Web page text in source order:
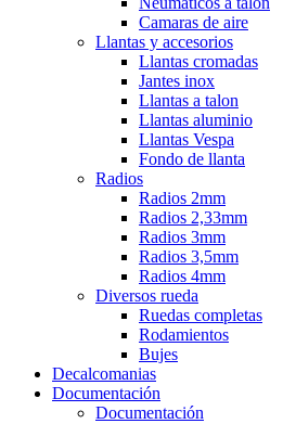
Camaras de aire
Llantas y accesorios
Llantas cromadas
Jantes inox
Llantas a talon
Llantas aluminio
Llantas Vespa
Fondo de llanta
Radios
Radios 2mm
Radios 2,33mm
Radios 3mm
Radios 3,5mm
Radios 4mm
Diversos rueda
Ruedas completas
Rodamientos
Bujes
Decalcomanias
Documentación
Documentación